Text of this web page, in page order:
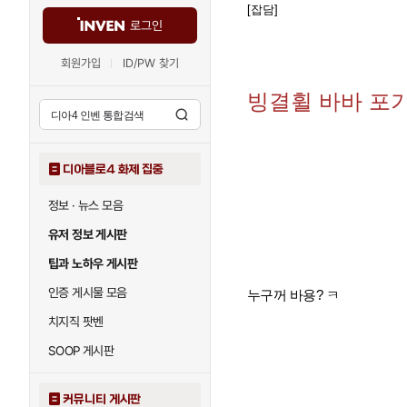
로그인
회원가입 ID/PW 찾기
디아블로4 화제 집중
정보 · 뉴스 모음
유저 정보 게시판
팁과 노하우 게시판
인증 게시물 모음
치지직 팟벤
SOOP 게시판
커뮤니티 게시판
[잡담]
빙결휠 바바 포
누구꺼 바용? ㅋ